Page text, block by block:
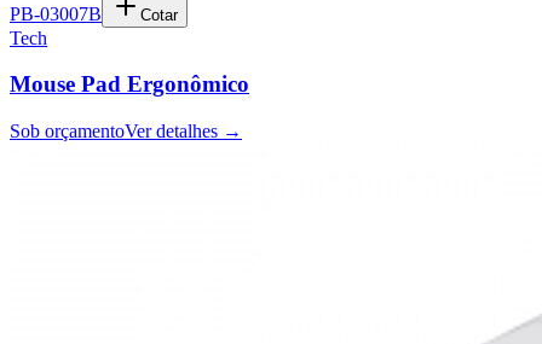
PB-03007B Cotar
Tech
Mouse Pad Ergonômico
Sob orçamentoVer detalhes →